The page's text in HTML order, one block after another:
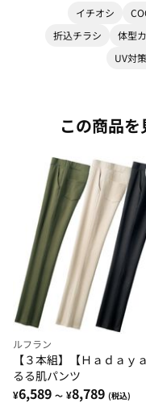
イチオシ
折込チラシ
体型
UV対
この商品
ルフラン
【３本組】【Ｈａｄａｙ
るる肌パンツ
¥6,589 ～ ¥8,789 (税込)